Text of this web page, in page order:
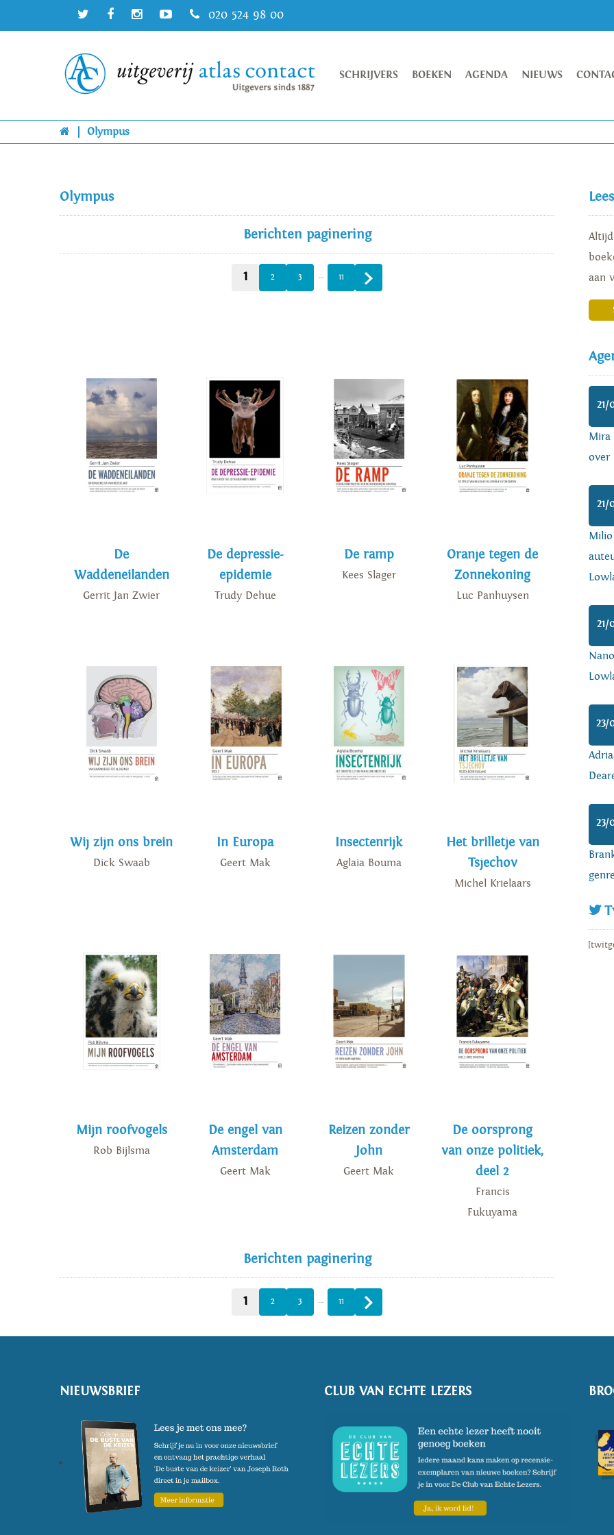
020 524 98 00
SCHRIJVERS BOEKEN AGENDA NIEUWS
Olympus
Olympus
Berichten paginering
1 2 3 … 11
De
Waddeneilanden
Gerrit Jan Zwier
De depressie-
epidemie
Trudy Dehue
De ramp
Kees Slager
Oranje tegen de
Zonnekoning
Luc Panhuysen
Wij zijn ons brein
Dick Swaab
In Europa
Geert Mak
Insectenrijk
Aglaia Bouma
Het brilletje van
Tsjechov
Michel Krielaars
Mijn roofvogels
Rob Bijlsma
De engel van
Amsterdam
Geert Mak
Reizen zonder
John
Geert Mak
De oorsprong
van onze politiek,
deel 2
Francis
Fukuyama
Berichten paginering
1 2 3 … 11
aan
21/
Mira
over
21/
21/
23/
23/
NIEUWSBRIEF CLUB VAN ECHTE LEZERS